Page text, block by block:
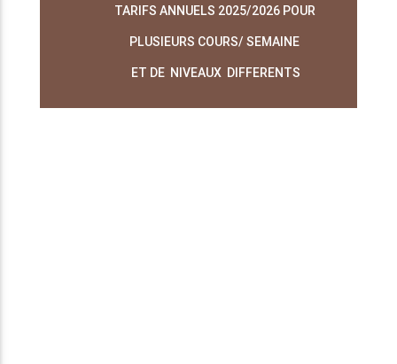
TARIFS ANNUELS 2025/2026 POUR
PLUSIEURS COURS/ SEMAINE
ET DE NIVEAUX DIFFERENTS